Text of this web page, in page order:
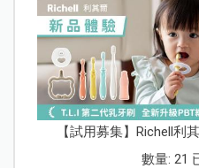
【試用募集】Richell利
數量: 21